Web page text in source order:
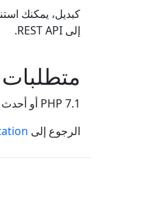
كبديل، يمكنك
إلى REST API.
PHP 7.1 أو أحدث
الرجوع إلى